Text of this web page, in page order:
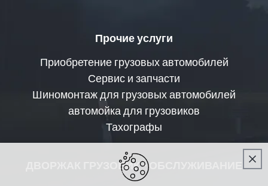
Прочие услуги
Приобретение грузовых автомобилей
Сервис и запчасти
Шиномонтаж для грузовых автомобилей
автомойка для грузовиков
Тахографы
ДВОРЖАК ГРУЗОВИК - ОБСЛУЖИВАНИЕ